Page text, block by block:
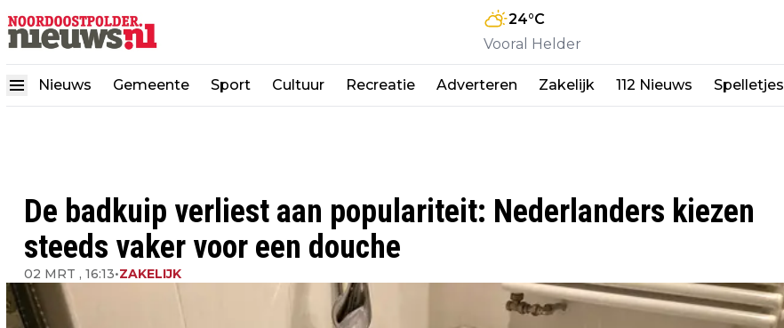
24°C
Vooral Helder
Nieuws Gemeente Sport Cultuur Recreatie Adverteren Zakelijk 112 Nieuws Spelletjes
De badkuip verliest aan populariteit: Nederlanders kiezen
steeds vaker voor een douche
02 MRT , 16:13•ZAKELIJK